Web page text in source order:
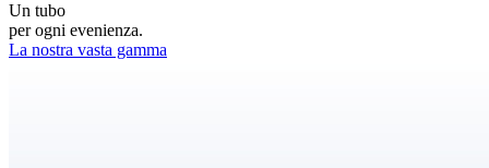
Un tubo
per ogni evenienza.
La nostra vasta gamma